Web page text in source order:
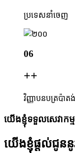
ប្រទេសនាំចេញ
06
++
វិញ្ញាបនបត្រប៉ាតង់
យើងខ្ញុំទទួលសេវាកម្
យើងខ្ញុំផ្តល់ជូន